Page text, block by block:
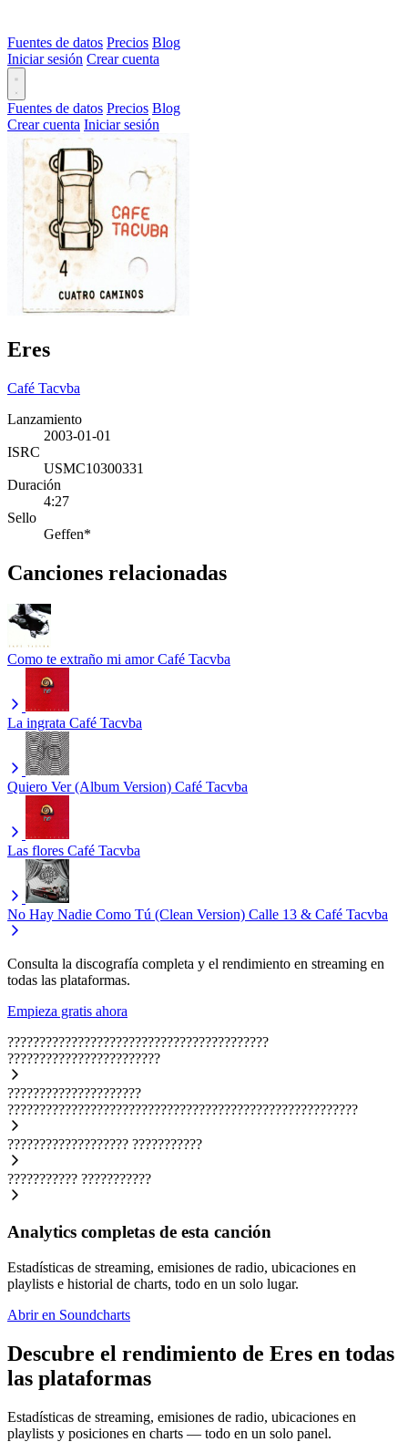
Fuentes de datos Precios Blog
Iniciar sesión Crear cuenta
Fuentes de datos Precios Blog
Crear cuenta Iniciar sesión
Eres
Café Tacvba
Lanzamiento
2003-01-01
ISRC
USMC10300331
Duración
4:27
Sello
Geffen*
Canciones relacionadas
Como te extraño mi amor Café Tacvba
La ingrata Café Tacvba
Quiero Ver (Album Version) Café Tacvba
Las flores Café Tacvba
No Hay Nadie Como Tú (Clean Version) Calle 13 & Café Tacvba
Consulta la discografía completa y el rendimiento en streaming en
todas las plataformas.
Empieza gratis ahora
?????????????????????????????????????????
????????????????????????
?????????????????????
???????????????????????????????????????????????????????
??????????????????? ???????????
??????????? ???????????
Analytics completas de esta canción
Estadísticas de streaming, emisiones de radio, ubicaciones en
playlists e historial de charts, todo en un solo lugar.
Abrir en Soundcharts
Descubre el rendimiento de Eres en todas
las plataformas
Estadísticas de streaming, emisiones de radio, ubicaciones en
playlists y posiciones en charts — todo en un solo panel.